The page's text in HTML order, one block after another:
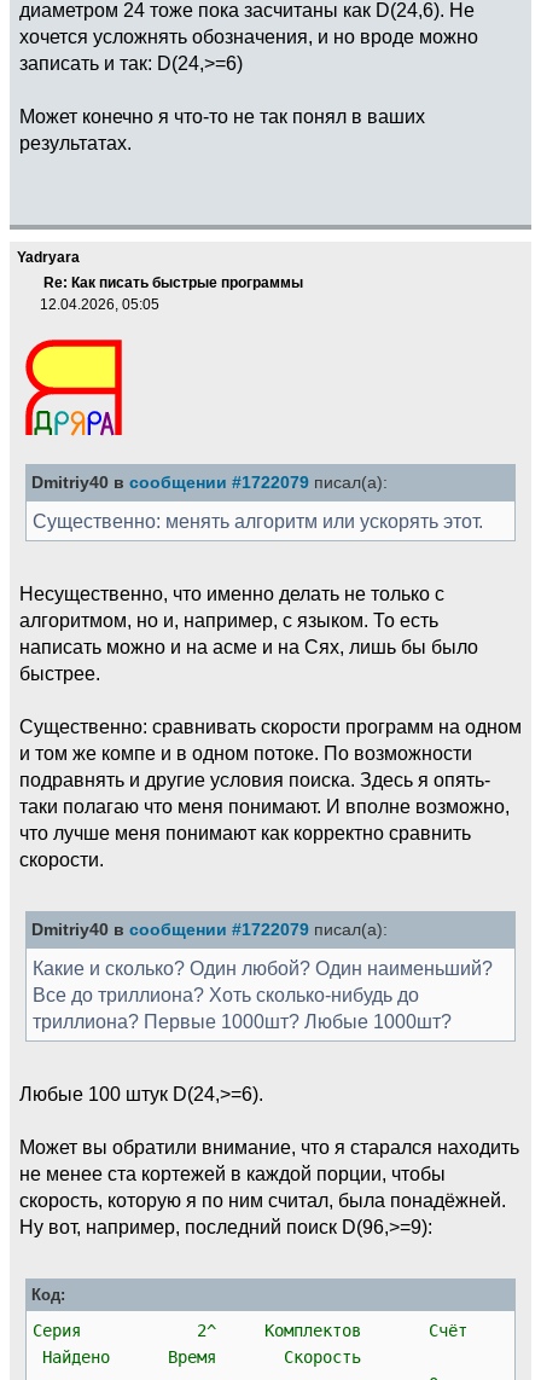
диаметром 24 тоже пока засчитаны как D(24,6). Не
хочется усложнять обозначения, и но вроде можно
записать и так: D(24,>=6)
Может конечно я что-то не так понял в ваших
результатах.
Yadryara
Re: Как писать быстрые программы
12.04.2026, 05:05
Dmitriy40 в сообщении #1722079 писал(а):
Существенно: менять алгоритм или ускорять этот.
Несущественно, что именно делать не только с
алгоритмом, но и, например, с языком. То есть
написать можно и на асме и на Сях, лишь бы было
быстрее.
Существенно: сравнивать скорости программ на одном
и том же компе и в одном потоке. По возможности
подравнять и другие условия поиска. Здесь я опять-
таки полагаю что меня понимают. И вполне возможно,
что лучше меня понимают как корректно сравнить
скорости.
Dmitriy40 в сообщении #1722079 писал(а):
Какие и сколько? Один любой? Один наименьший?
Все до триллиона? Хоть сколько-нибудь до
триллиона? Первые 1000шт? Любые 1000шт?
Любые 100 штук D(24,>=6).
Может вы обратили внимание, что я старался находить
не менее ста кортежей в каждой порции, чтобы
скорость, которую я по ним считал, была понадёжней.
Ну вот, например, последний поиск D(96,>=9):
Код:
Серия 2^ Комплектов Счёт
Найдено Время Скорость